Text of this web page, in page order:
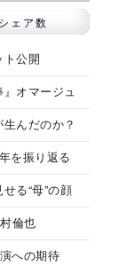
シェア数
公開
オマージュ
生んだのか？
を振り返る
る“母”の顔
倫也
への期待